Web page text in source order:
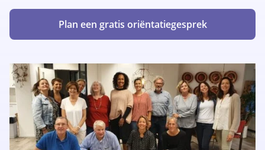
Plan een gratis oriëntatiegesprek